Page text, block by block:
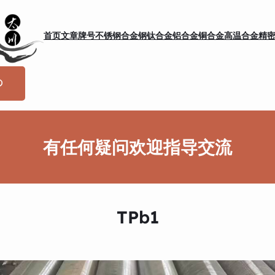
首页文章牌号不锈钢合金钢钛合金铝合金铜合金高温合金精
有任何疑问欢迎指导交流
TPb1